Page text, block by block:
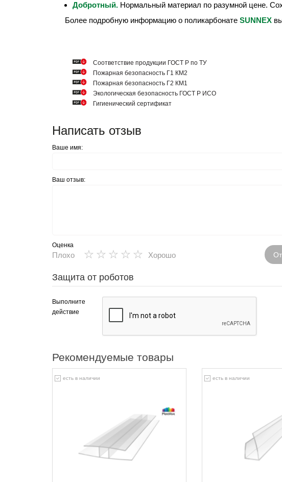
Добротный. Нормальный материал по разумной цене.
Более подробную информацию о поликарбонате SUNNEX
Cоответствие продукции ГОСТ Р по ТУ
Пожарная безопасность Г1 КМ2
Пожарная безопасность Г2 КМ1
Экологическая безопасность ГОСТ Р ИСО
Гигиенический сертификат
Написать отзыв
Ваше имя:
Ваш отзыв:
Оценка
Плохо ★
★
★
★
★ Хорошо
Защита от роботов
Выполните
действие
Рекомендуемые товары
есть в наличии есть в наличии